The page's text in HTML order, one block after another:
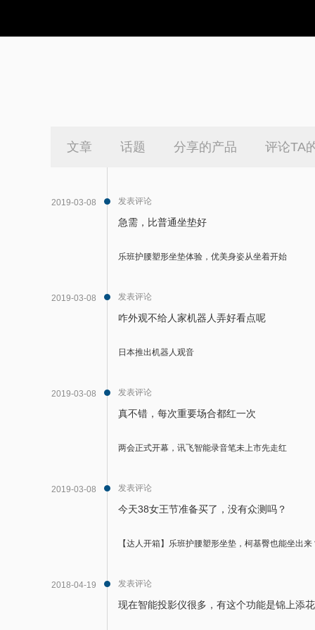
文章 话题 分享的产品 评论TA
2019-03-08 发表评论
急需，比普通坐垫好
乐班护腰塑形坐垫体验，优美身姿从坐着开始
2019-03-08 发表评论
咋外观不给人家机器人弄好看点呢
日本推出机器人观音
2019-03-08 发表评论
真不错，每次重要场合都红一次
两会正式开幕，讯飞智能录音笔未上市先走红
2019-03-08 发表评论
今天38女王节准备买了，没有众测吗？
【达人开箱】乐班护腰塑形坐垫，柯基臀也能坐出来
2018-04-19 发表评论
现在智能投影仪很多，有这个功能是锦上添